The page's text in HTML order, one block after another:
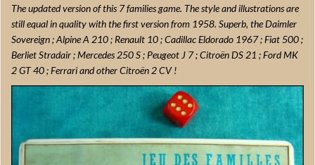
The updated version of this 7 families game. The style and illustrations are
still equal in quality with the first version from 1958. Superb, the Daimler
Sovereign ; Alpine A 210 ; Renault 10 ; Cadillac Eldorado 1967 ; Fiat 500 ;
Berliet Stradair ; Mercedes 250 S ; Peugeot J 7 ; Citroën DS 21 ; Ford MK
2 GT 40 ; Ferrari and other Citroën 2 CV !